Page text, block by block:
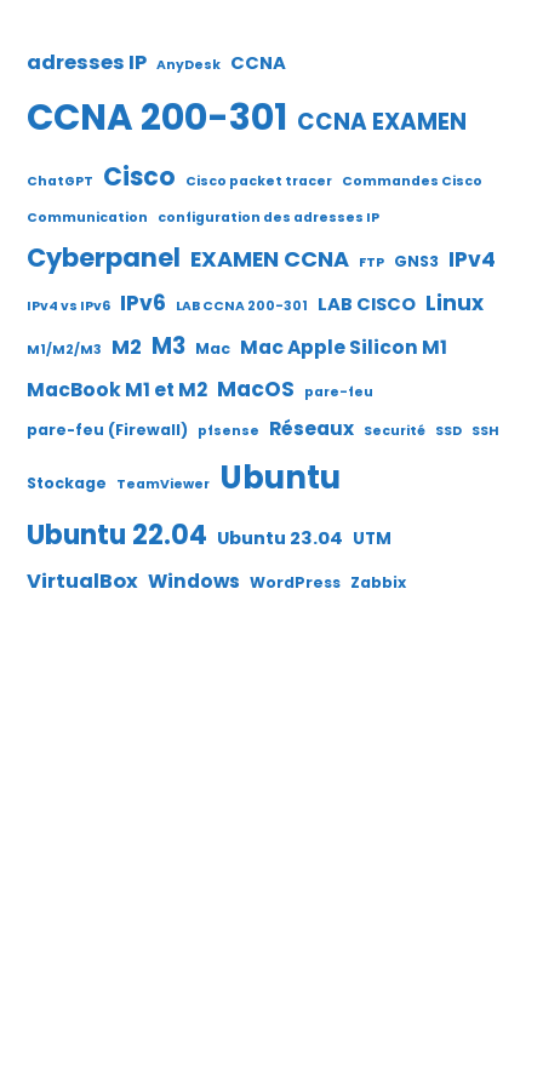
adresses IP AnyDesk CCNA
CCNA 200-301 CCNA EXAMEN
ChatGPT Cisco Cisco packet tracer Commandes Cisco
Communication
configuration des adresses IP
Cyberpanel EXAMEN CCNA FTP GNS3 IPv4
IPv4 vs IPv6 IPv6 LAB CCNA 200-301 LAB CISCO Linux
M1/M2/M3 M2 M3 Mac Mac Apple Silicon M1
MacBook M1 et M2 MacOS pare-feu
pare-feu (Firewall) pfsense Réseaux Securité SSD SSH
Stockage TeamViewer Ubuntu
Ubuntu 22.04 Ubuntu 23.04 UTM
VirtualBox Windows WordPress Zabbix